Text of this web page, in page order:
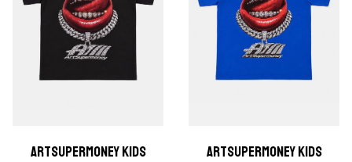
artsupermoney kids artsupermoney kids